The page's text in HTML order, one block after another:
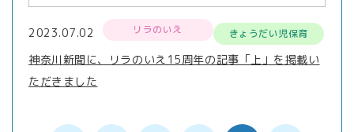
2023.07.02 リラのいえ きょうだい児保育
神奈川新聞に、リラのいえ15周年の記事「上」を掲載い
ただきました